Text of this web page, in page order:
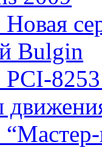
Bulgin